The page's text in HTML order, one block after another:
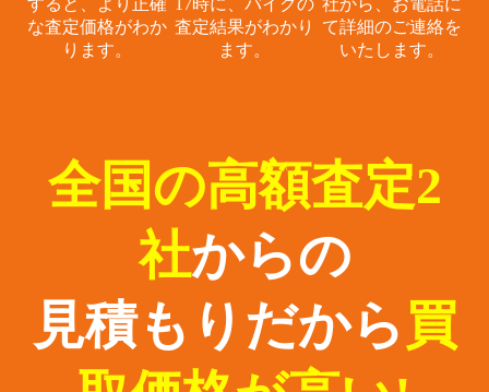
な査定価格がわか
ります。
査定結果がわかり
ます。
て詳細のご連絡を
いたします。
全国の高額査定2
社からの
見積もりだから 買